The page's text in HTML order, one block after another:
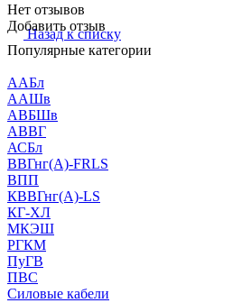
Нет отзывов
Добавить отзыв
Назад к списку
Популярные категории
ААБл
ААШв
АВБШв
АВВГ
АСБл
ВВГнг(А)-FRLS
ВПП
КВВГнг(А)-LS
КГ-ХЛ
МКЭШ
РГКМ
ПуГВ
ПВС
Силовые кабели